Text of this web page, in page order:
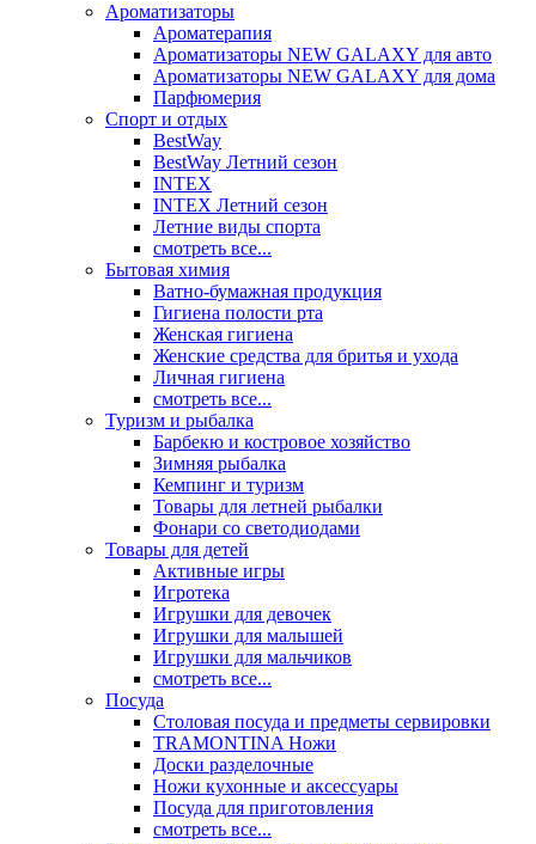
Ароматизаторы
Ароматерапия
Ароматизаторы NEW GALAXY для авто
Ароматизаторы NEW GALAXY для дома
Парфюмерия
Спорт и отдых
BestWay
BestWay Летний сезон
INTEX
INTEX Летний сезон
Летние виды спорта
смотреть все...
Бытовая химия
Ватно-бумажная продукция
Гигиена полости рта
Женская гигиена
Женские средства для бритья и ухода
Личная гигиена
смотреть все...
Туризм и рыбалка
Барбекю и костровое хозяйство
Зимняя рыбалка
Кемпинг и туризм
Товары для летней рыбалки
Фонари со светодиодами
Товары для детей
Активные игры
Игротека
Игрушки для девочек
Игрушки для малышей
Игрушки для мальчиков
смотреть все...
Посуда
Столовая посуда и предметы сервировки
TRAMONTINA Ножи
Доски разделочные
Ножи кухонные и аксессуары
Посуда для приготовления
смотреть все...